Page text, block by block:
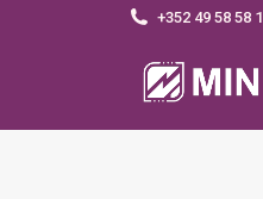
+352 49 58 58 1